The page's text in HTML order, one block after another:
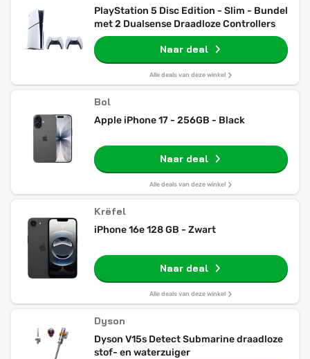
PlayStation 5 Disc Edition - Slim - Bundel
met 2 Dualsense Draadloze Controllers
Naar deal
Alle deals van deze winkel
Bol
Apple iPhone 17 - 256GB - Black
Naar deal
Alle deals van deze winkel
Krëfel
iPhone 16e 128 GB - Zwart
Naar deal
Alle deals van deze winkel
Dyson
Dyson V15s Detect Submarine draadloze
stof- en waterzuiger